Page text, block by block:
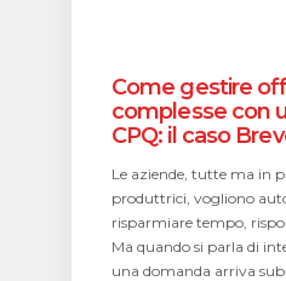
Come gestire
complesse con
CPQ: il caso
Le aziende, tutte ma in
produttrici, vogliono
risparmiare tempo,
Ma quando si parla di
una domanda arriva